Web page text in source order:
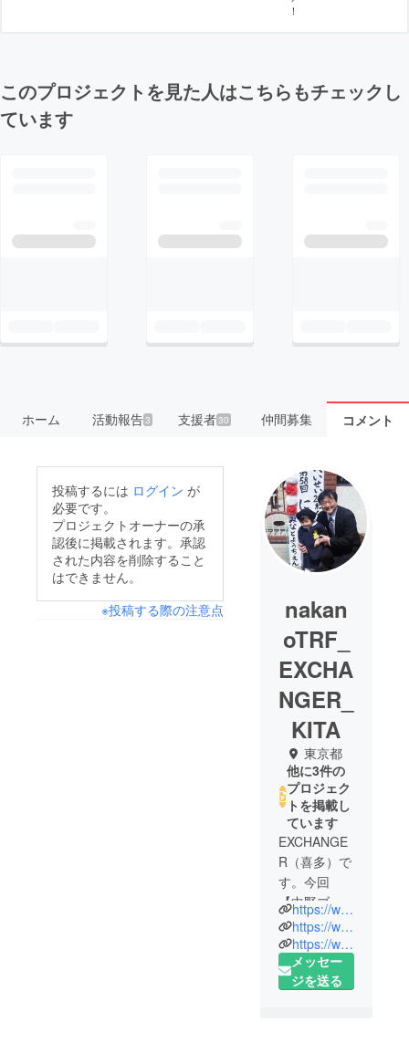
！
このプロジェクトを見た人はこちらもチェックし
ています
ホーム 活動報告3 支援者30 仲間募集 コメント
投稿するには ログイン が
必要です。
プロジェクトオーナーの承
認後に掲載されます。承認
された内容を削除すること
はできません。
※投稿する際の注意点
nakan
oTRF_
EXCHA
NGER_
KITA
東京都
他に3件の
プロジェク
トを掲載し
ています
EXCHANGE
R（喜多）で
す。今回
【中野ブ
ロードウェ
イ近隣の
NeCとあふ
邸】を応援
https://www.youtube.com/watch?v=erbNQKYHCOA
https://www.youtube.com/channel/UCi3sKscmgL_9O2rCoWHe-eQ
https://www.nicovideo.jp/watch/sm44706243
メッセー
ジを送る